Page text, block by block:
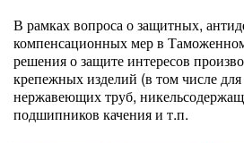
В рамках вопроса о защитных,
компенсационных мер в
решения о защите интересов
крепежных изделий (в том числе
нержавеющих труб,
подшипников качения и т.п.